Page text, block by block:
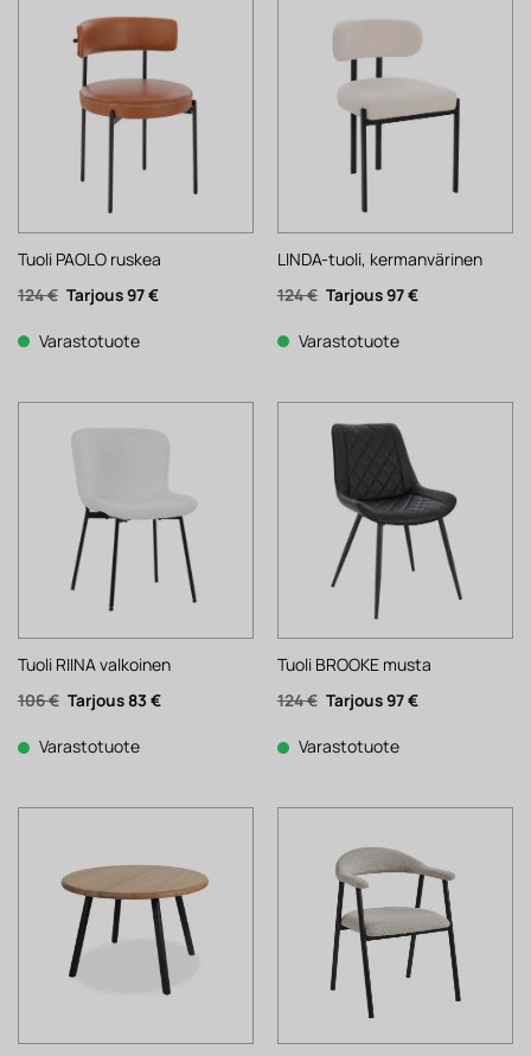
Tuoli PAOLO ruskea
124€ Alkuperäinen
hinta
124 €.
97€Nykyinen
Varastotuote
LINDA-tuoli, kermanvärinen
124€ Alkuperäinen
hinta
124 €.
97€Nykyinen
Varastotuote
Tuoli RIINA valkoinen
106€ Alkuperäinen
hinta
106 €.
83 €Nykyinen
Varastotuote
Tuoli BROOKE musta
124€ Alkuperäinen
hinta
124 €.
97€Nykyinen
Varastotuote